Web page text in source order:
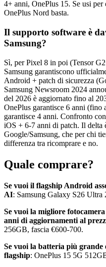
4+ anni, OnePlus 15. Se usi
OnePlus Nord basta.
Il supporto software è
Samsung?
Sì, per Pixel 8 in poi (Tensor
Samsung garantiscono
Android + patch di sicurezza
Samsung Newsroom 2024
del 2026 è aggiornato fino al
OnePlus garantisce 6 anni
garantisce 4 anni. Confronto
iOS + 6-7 anni di patch. Il delta
Google/Samsung, che per chi
differenza tra ricomprare e no.
Quale comprare?
Se vuoi il flagship Android
AI: Samsung Galaxy S26
Se vuoi la migliore
anni di aggiornamenti al
256GB, fascia €600-700.
Se vuoi la batteria più
flagship: OnePlus 15 5G